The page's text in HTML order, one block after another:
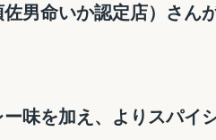
佐男命いか認定店）さんが
味を加え、よりスパイ